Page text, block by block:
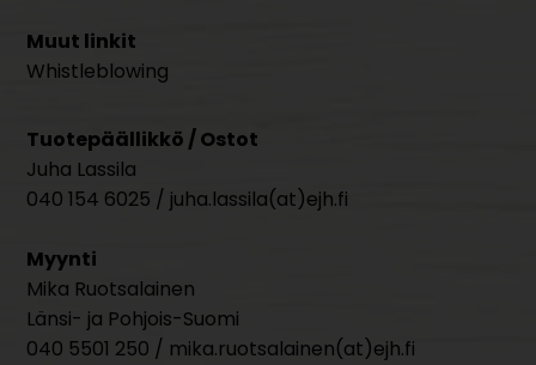
Muut linkit
Whistleblowing
Tuotepäällikkö / Ostot
Juha Lassila
040 154 6025 / juha.lassila(at)ejh.fi
Myynti
Mika Ruotsalainen
Länsi- ja Pohjois-Suomi
040 5501 250 / mika.ruotsalainen(at)ejh.fi